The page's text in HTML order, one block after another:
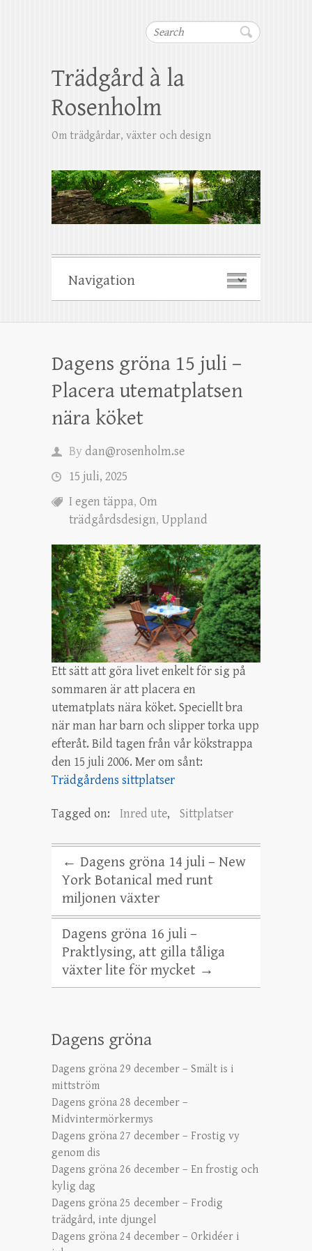
Search
Trädgård à la
Rosenholm
Om trädgårdar, växter och design
Dagens gröna 15 juli –
Placera utematplatsen
nära köket
Bydan@rosenholm.se
15 juli, 2025
I egen täppa, Om
trädgårdsdesign, Uppland
Ett sätt att göra livet enkelt för sig på
sommaren är att placera en
utematplats nära köket. Speciellt bra
när man har barn och slipper torka upp
efteråt. Bild tagen från vår kökstrappa
den 15 juli 2006. Mer om sånt:
Trädgårdens sittplatser
Tagged on: Inred ute, Sittplatser
← Dagens gröna 14 juli – New
York Botanical med runt
miljonen växter
Dagens gröna 16 juli –
Praktlysing, att gilla tåliga
växter lite för mycket →
Dagens gröna
Dagens gröna 29 december – Smält is i
mittström
Dagens gröna 28 december –
Midvintermörkermys
Dagens gröna 27 december – Frostig vy
genom dis
Dagens gröna 26 december – En frostig och
kylig dag
Dagens gröna 25 december – Frodig
trädgård, inte djungel
Dagens gröna 24 december – Orkidéer i